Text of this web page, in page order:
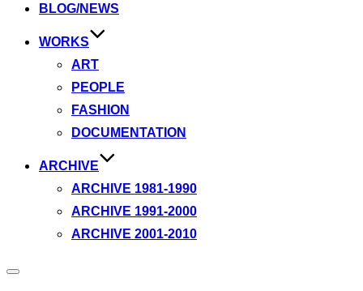
BLOG/NEWS
WORKS
ART
PEOPLE
FASHION
DOCUMENTATION
ARCHIVE
ARCHIVE 1981-1990
ARCHIVE 1991-2000
ARCHIVE 2001-2010
Seitenleiste